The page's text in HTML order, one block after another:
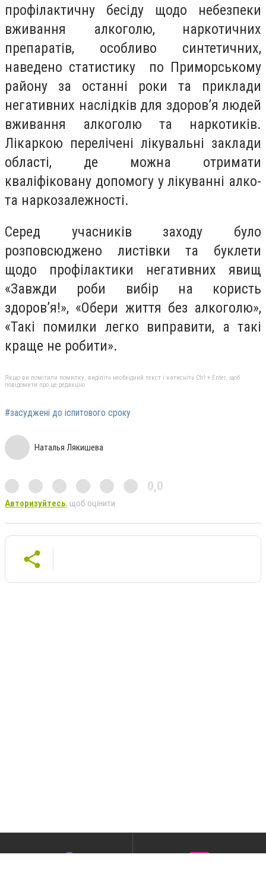
профілактичну бесіду щодо небезпеки
вживання алкоголю, наркотичних
препаратів, особливо синтетичних,
наведено статистику по Приморському
району за останні роки та приклади
негативних наслідків для здоров’я людей
вживання алкоголю та наркотиків.
Лікаркою перелічені лікувальні заклади
області, де можна отримати
кваліфіковану допомогу у лікуванні алко-
та наркозалежності.
Серед учасників заходу було
розповсюджено листівки та буклети
щодо профілактики негативних явищ
«Завжди роби вибір на користь
здоров’я!», «Обери життя без алкоголю»,
«Такі помилки легко виправити, а такі
краще не робити».
Якщо ви помітили помилку, виділіть необхідний текст і натисніть Ctrl + Enter, щоб
повідомити про це редакцію
#засуджені до іспитового сроку
Наталья Лякишева
0,0
Авторизуйтесь, щоб оцінити